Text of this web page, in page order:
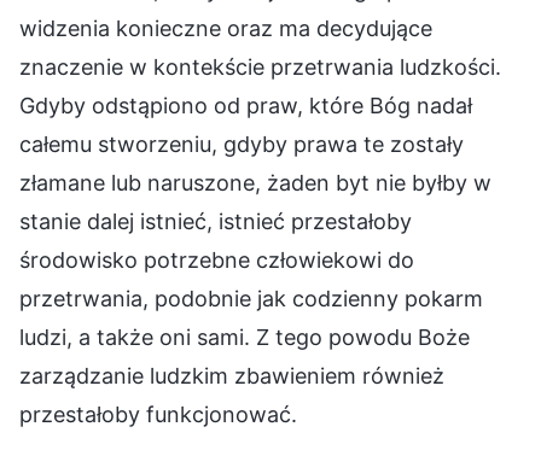
widzenia konieczne oraz ma decydujące
znaczenie w kontekście przetrwania ludzkości.
Gdyby odstąpiono od praw, które Bóg nadał
całemu stworzeniu, gdyby prawa te zostały
złamane lub naruszone, żaden byt nie byłby w
stanie dalej istnieć, istnieć przestałoby
środowisko potrzebne człowiekowi do
przetrwania, podobnie jak codzienny pokarm
ludzi, a także oni sami. Z tego powodu Boże
zarządzanie ludzkim zbawieniem również
przestałoby funkcjonować.